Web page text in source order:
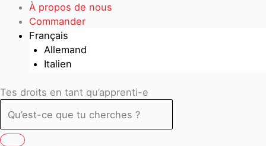
À propos de nous
Commander
Français
Allemand
Italien
Tes droits en tant qu’apprenti-e
Search
Search